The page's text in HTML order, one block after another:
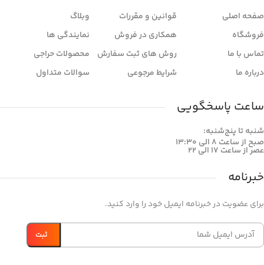
صفحه اصلی
فروشگاه
تماس با ما
درباره ما
قوانین و مقررات
همکاری در فروش
روش های ثبت سفارش
شرایط مرجوعی
وبلاگ
نمایندگی ها
محصولات حراجی
سوالات متداول
ساعت پاسخگویی
شنبه تا پنج‌شنبه:
صبح از ساعت 8 الی 13:30
عصر از ساعت 17 الی 22
خبرنامه
برای عضویت در خبرنامه ایمیل خود را وارد کنید.